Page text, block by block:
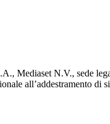
Mediaset N.V., sede
all’addestramento di